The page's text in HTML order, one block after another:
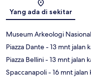
Yang ada di sekitar
Museum Arkeologi
Piazza Dante- 13 mnt jalan
Piazza Bellini- 13 mnt jalan
Spaccanapoli- 16 mnt jalan